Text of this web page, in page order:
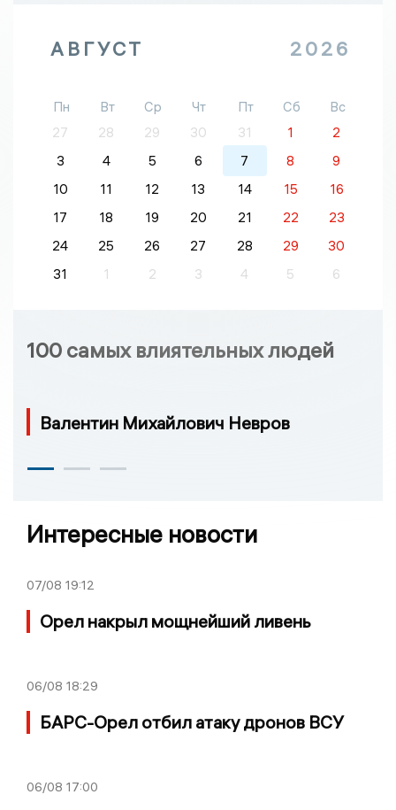
АВГУСТ 2026
Пн Вт Ср Чт Пт Сб
Вс
27
28 29 30 31 1
2
3
4 5 6 7 8
9
10
11 12 13 14 15
16
17
18 19 20 21 22
23
24
25 26 27 28 29
30
31
1 2 3 4 5 6
100 самых влиятельных людей
Валентин Михайлович Невров
Интересные новости
07/08 19:12
Орел накрыл мощнейший ливень
06/08 18:29
БАРС-Орел отбил атаку дронов ВСУ
06/08 17:00